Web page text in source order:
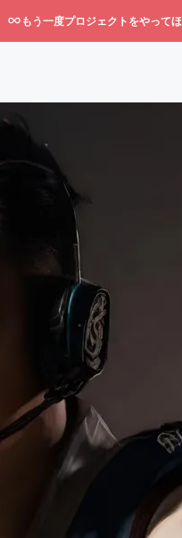
もう一度プロジェクトをやって